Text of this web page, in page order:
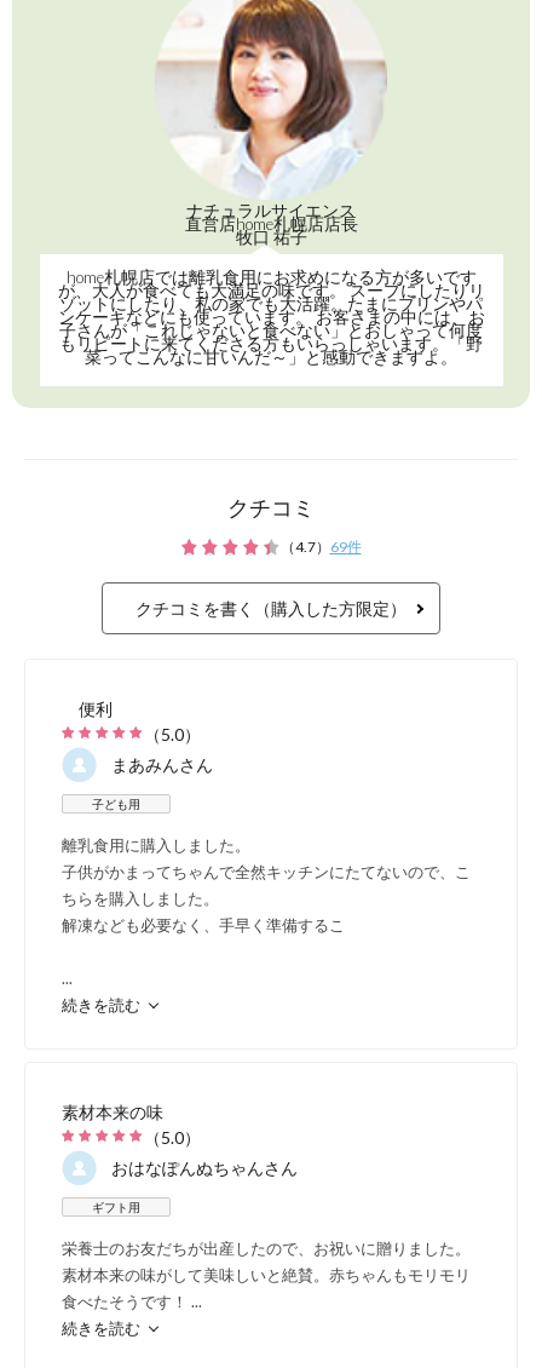
￥1,000 （税込 ￥1,080）
商品番号：85
詳しくはこちら
「ベビーオリゴ」を混ぜて
ママ
詳しく
ベビポタの品質は、官能試験結果にも表れ
ます。 大人が食べても美味しく、普段の
や、介護食など多彩な用途で野菜本来の味
を楽しめます。
（図）類似製品との比較結果 ※札幌保健医
クチコミ
（4.7） 69件
クチコミを書く（購入した方限定）
便利
（5.0）
まあみんさん
子ども用
離乳食用に購入しました。
子供がかまってちゃんで全然キッチンにたてないので、こ
ちらを購入しました。
解凍なども必要なく、手早く準備するこ
...
続きを読む
素材本来の味
（5.0）
おはなぽんぬちゃんさん
ギフト用
栄養士のお友だちが出産したので、お祝いに贈りました。
素材本来の味がして美味しいと絶賛。赤ちゃんもモリモリ
食べたそうです！ ...
続きを読む